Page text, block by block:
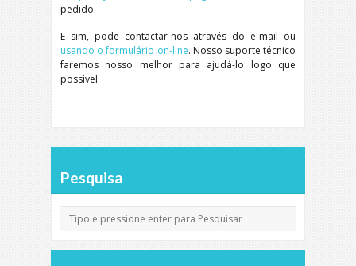
pedido.
E sim, pode contactar-nos através do e-mail ou
usando o formulário on-line. Nosso suporte técnico
faremos nosso melhor para ajudá-lo logo que
possível.
Pesquisa